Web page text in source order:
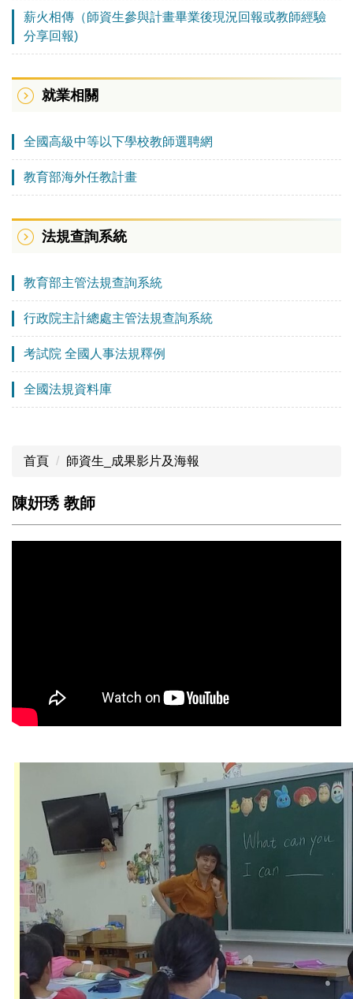
薪火相傳（師資生參與計畫畢業後現況回報或教師經驗
分享回報)
就業相關
全國高級中等以下學校教師選聘網
教育部海外任教計畫
法規查詢系統
教育部主管法規查詢系統
行政院主計總處主管法規查詢系統
考試院 全國人事法規釋例
全國法規資料庫
首頁 師資生_成果影片及海報
陳姸琇 教師